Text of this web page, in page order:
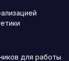
для работы